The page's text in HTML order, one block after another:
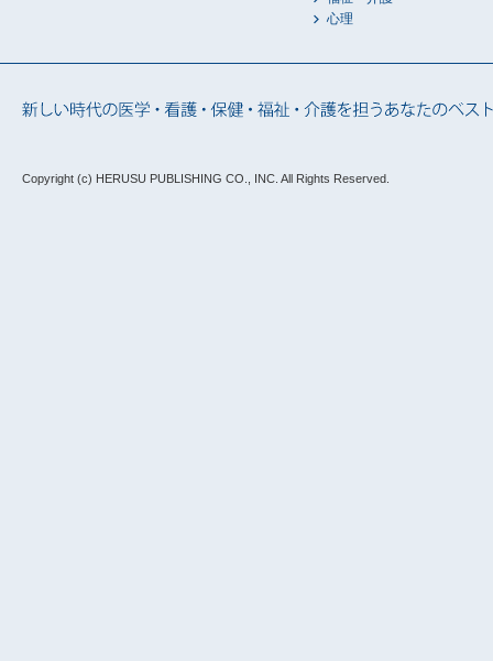
心理
Copyright (c) HERUSU PUBLISHING CO., INC. All Rights Reserved.